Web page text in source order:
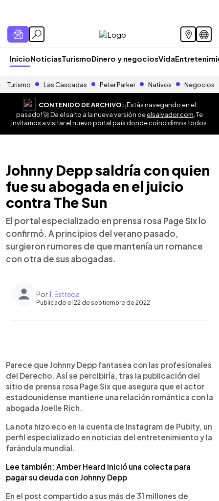
InicioNoticiasTurismoDinero y negociosVida
Turismo Las Cascadas Peter Parker Nativos Negocios
CONTENIDO DE ARCHIVO:¡Estás navegando en el
pasado! 🚀 Da el salto a la nueva versión deelsalvador.com . Te
invitamos a visitar el nuevo portal país donde coincidimos todos.
Johnny Depp saldría con quien
fue su abogada en el juicio
contra The Sun
El portal especializado en prensa rosa Page Six lo
confirmó. A principios del verano pasado,
surgieron rumores de que mantenía un romance
con otra de sus abogadas.
PorT. Estrada
Publicado el 22 de septiembre de 2022
Escuchar artículo
Parece que Johnny Depp fantasea con las profesionales
del Derecho. Así se percibiría, tras la publicación del
sitio de prensa rosa Page Six que asegura que el actor
estadounidense mantiene una relación romántica con la
abogada Joelle Rich.
La nota hizo eco en la cuenta de Instagram de Pubity, un
perfil especializado en noticias del entretenimiento y la
farándula mundial.
Lee también: Amber Heard inició una colecta para
pagar su deuda con Johnny Depp
En el post compartido a sus más de 31 millones de